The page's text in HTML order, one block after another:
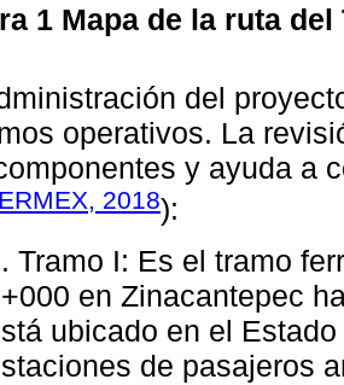
1 Mapa de la ruta del
del
operativos. La
y ayuda a
2018):
Tramo I: Es el tramo
en Zinacantepec
ubicado en el
de pasajeros